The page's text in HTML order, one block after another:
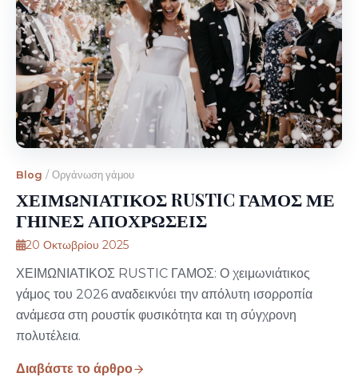
Blog / Οργάνωση γάμου
ΧΕΙΜΩΝΙΑΤΙΚΟΣ RUSTIC ΓΑΜΟΣ ΜΕ
ΓΗΙΝΕΣ ΑΠΟΧΡΩΣΕΙΣ
20 Οκτωβρίου 2025
ΧΕΙΜΩΝΙΑΤΙΚΟΣ RUSTIC ΓΑΜΟΣ: Ο χειμωνιάτικος
γάμος του 2026 αναδεικνύει την απόλυτη ισορροπία
ανάμεσα στη ρουστίκ φυσικότητα και τη σύγχρονη
πολυτέλεια.
Διαβάστε το άρθρο